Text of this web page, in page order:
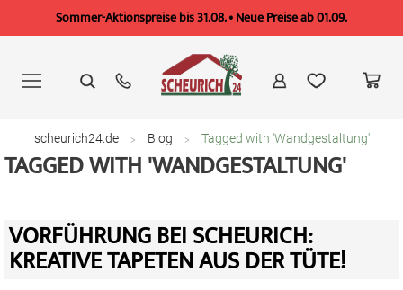
Sommer-Aktionspreise bis 31.08. • Neue Preise ab 01.09.
springen
scheurich24.de Blog Tagged with 'Wandgestaltung'
TAGGED WITH 'WANDGESTALTUNG'
VORFÜHRUNG BEI SCHEURICH:
KREATIVE TAPETEN AUS DER TÜTE!